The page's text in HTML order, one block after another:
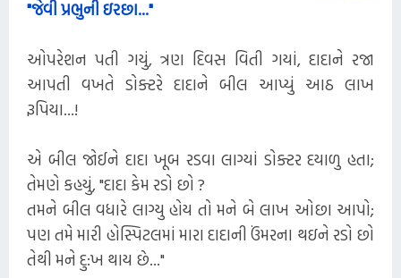
"જેવી પ્રભુની ઇરછા..."
ઓપરેશન પતી ગયું, ત્રણ દિવસ વિતી ગયાં, દાદાને રજા
આપતી વખતે ડોક્ટરે દાદાને બીલ આપ્યું આઠ લાખ
રૂપિયા...!
એ બીલ જોઈને દાદા ખૂબ રડવા લાગ્યાં ડોક્ટર દયાળુ હતા;
તેમણે કહયું, "દાદા કેમ રડો છો ?
તમને બીલ વધારે લાગ્યુ હોય તો મને બે લાખ ઓછા આપો;
પણ તમે મારી હોસ્પિટલમાં મારા દાદાની ઉંમરના થઇને રડો છો
તેથી મને દુ:ખ થાય છે..."